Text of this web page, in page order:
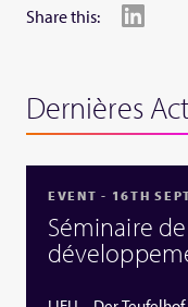
Share this:
Dernières
EVENT - 16TH
Séminaire